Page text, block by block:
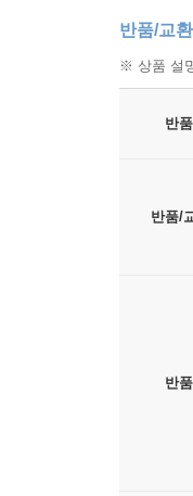
반품/교
※ 상품 설
반
반품/
반